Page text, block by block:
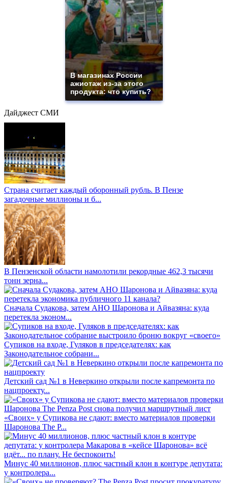
В магазинах России
ажиотаж из-за этого
продукта: что купить?
Дайджест СМИ
Страна считает каждый оборонный рубль. В Пензе
загадочные миллионы и б...
В Пензенской области намолотили рекордные 462,3 тысячи
тонн зерна...
Сначала Судакова, затем АНО Шаронова и Айвазяна: куда
перетекла эконом...
Супиков на входе, Гуляков в председателях: как
Законодательное собрани...
Детский сад №1 в Неверкино открыли после капремонта по
нацпроекту...
«Своих» у Супикова не сдают: вместо материалов проверки
Шаронова The P...
Минус 40 миллионов, плюс частный клон в контуре депутата:
у контролера...